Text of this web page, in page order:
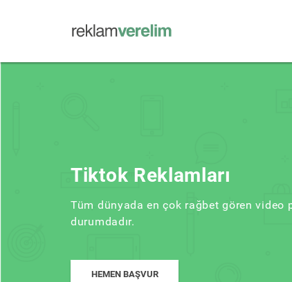
Tiktok Reklamları
Tüm dünyada en çok rağbet gören video
durumdadır.
HEMEN BAŞVUR